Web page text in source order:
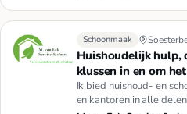
Schoonmaak
Huishoudelijk hulp,
klussen in en om
Ik bied huishoud- en
en kantoren in alle